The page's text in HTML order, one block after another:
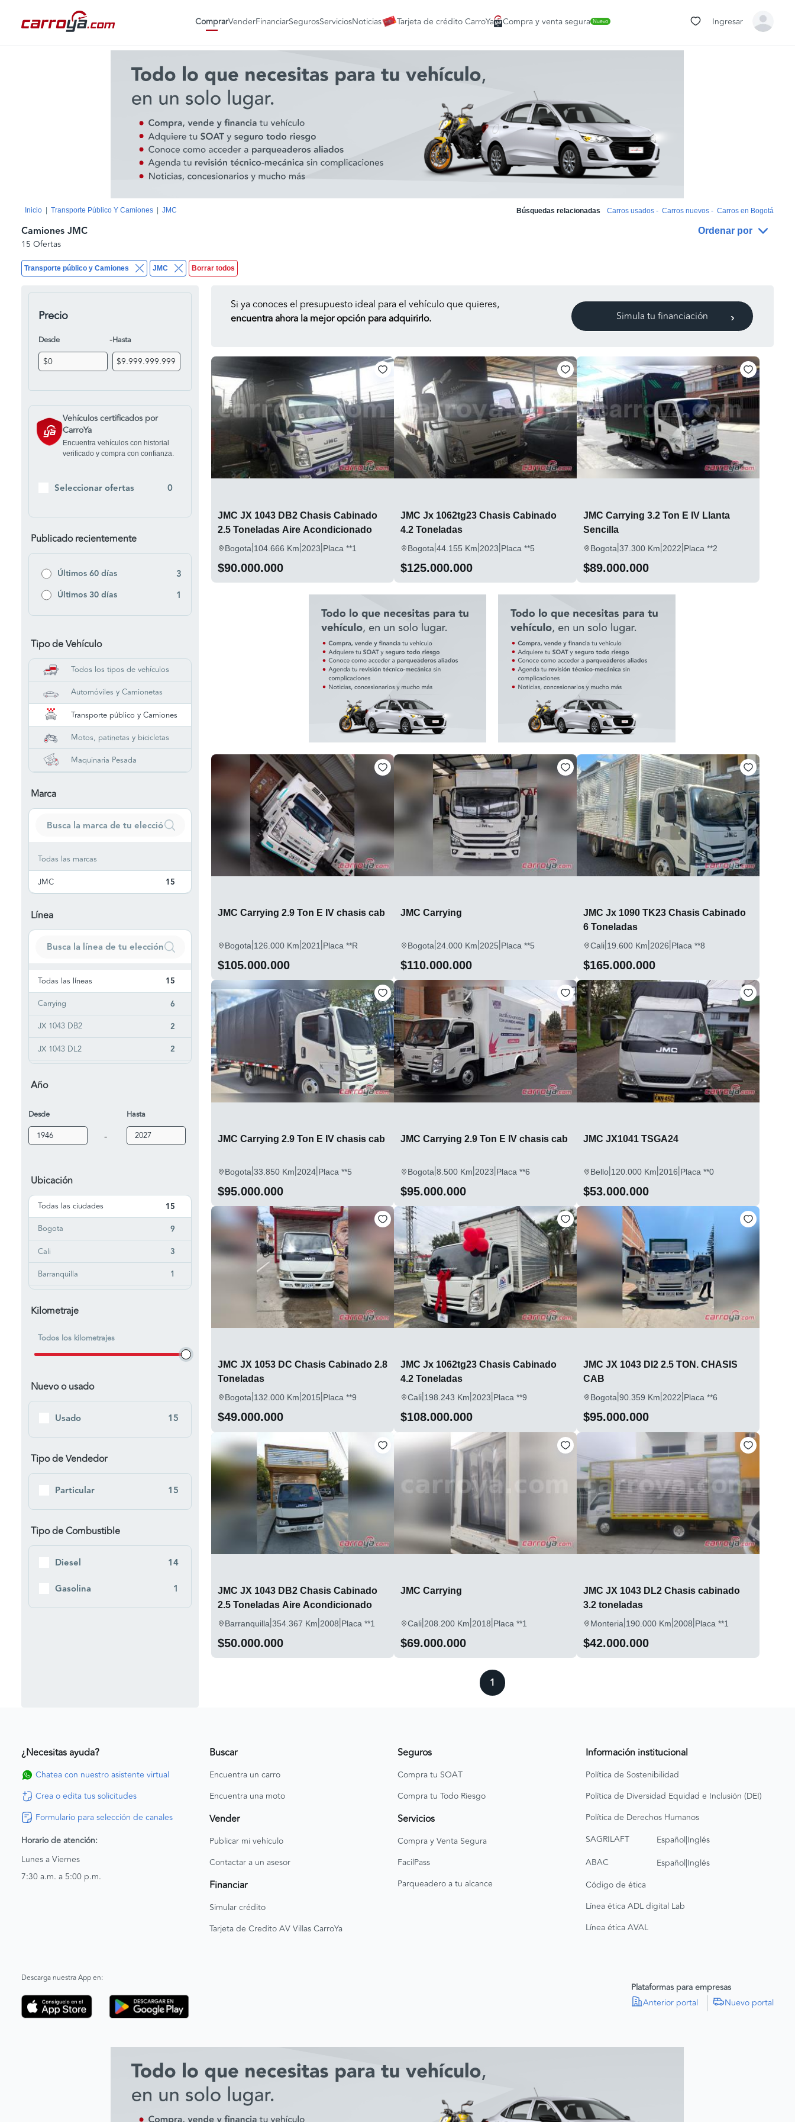
ComprarVenderFinanciarSegurosServiciosNoticias Tarjeta de crédito CarroYa Compra y venta segura Nuevo Ingresar
Inicio Transporte Público Y Camiones JMC Búsquedas relacionadas Carros usados - Carros nuevos - Carros en Bogotá
Transporte público y Camiones JMC Borrar todos
Camiones JMC Ordenar por
15 Ofertas
Precio
Desde -Hasta
Vehículos certificados por
CarroYa
Encuentra vehículos con historial
verificado y compra con confianza.
Seleccionar ofertas 0
Publicado recientemente
Últimos 60 días 3
Últimos 30 días 1
Tipo de Vehículo
Todos los tipos de vehículos
Automóviles y Camionetas
Transporte público y Camiones
Motos, patinetas y bicicletas
Maquinaria Pesada
Marca
Todas las marcas
JMC
15
Línea
Todas las líneas 15
Carrying 6
JX 1043 DB2 2
JX 1043 DL2 2
Jx 1090 TK23
JX1041
Año
Desde
-
Hasta
Ubicación
Todas las ciudades 15
Bogota 9
Cali 3
Barranquilla 1
Kilometraje
Todos los kilometrajes
Nuevo o usado
Usado 15
Tipo de Vendedor
Particular 15
Tipo de Combustible
Diesel 14
Gasolina 1
Si ya conoces el presupuesto ideal para el vehículo que quieres,
encuentra ahora la mejor opción para adquirirlo.
Simula tu financiación
JMC JX 1043 DB2 Chasis Cabinado
2.5 Toneladas Aire Acondicionado
Bogota|104.666 Km|2023|Placa **1
$90.000.000
JMC Jx 1062tg23 Chasis Cabinado
4.2 Toneladas
Bogota|44.155 Km|2023|Placa **5
$125.000.000
JMC Carrying 3.2 Ton E IV Llanta
Sencilla
Bogota|37.300 Km|2022|Placa **2
$89.000.000
JMC Carrying 2.9 Ton E IV chasis cab
Bogota|126.000 Km|2021 |Placa **R
$105.000.000
JMC Carrying
Bogota|24.000 Km|2025|Placa **5
$110.000.000
JMC Jx 1090 TK23 Chasis Cabinado
6 Toneladas
Cali|19.600 Km|2026|Placa **8
$165.000.000
JMC Carrying 2.9 Ton E IV chasis cab
Bogota|33.850 Km|2024|Placa **5
$95.000.000
JMC Carrying 2.9 Ton E IV chasis cab
Bogota|8.500 Km|2023|Placa **6
$95.000.000
JMC JX1041 TSGA24
Bello|120.000 Km|2016|Placa **0
$53.000.000
JMC JX 1053 DC Chasis Cabinado 2.8
Toneladas
Bogota|132.000 Km|2015|Placa **9
$49.000.000
JMC Jx 1062tg23 Chasis Cabinado
4.2 Toneladas
Cali|198.243 Km|2023|Placa **9
$108.000.000
JMC JX 1043 Dl2 2.5 TON. CHASIS
CAB
Bogota|90.359 Km|2022|Placa **6
$95.000.000
JMC JX 1043 DB2 Chasis Cabinado
2.5 Toneladas Aire Acondicionado
Barranquilla|354.367 Km|2008|Placa **1
$50.000.000
JMC Carrying
Cali|208.200 Km|2018|Placa **1
$69.000.000
JMC JX 1043 DL2 Chasis cabinado
3.2 toneladas
Monteria|190.000 Km|2008|Placa **1
$42.000.000
1
¿Necesitas ayuda?
Chatea con nuestro asistente virtual
Crea o edita tus solicitudes
Formulario para selección de canales
Horario de atención:
Lunes a Viernes
7:30 a.m. a 5:00 p.m.
Buscar
Encuentra un carro
Encuentra una moto
Vender
Publicar mi vehículo
Contactar a un asesor
Financiar
Simular crédito
Tarjeta de Credito AV Villas CarroYa
Seguros
Compra tu SOAT
Compra tu Todo Riesgo
Servicios
Compra y Venta Segura
FacilPass
Parqueadero a tu alcance
Información institucional
Política de Sostenibilidad
Política de Diversidad Equidad e Inclusión (DEI)
Política de Derechos Humanos
SAGRILAFT
Español|Inglés
ABAC
Español|Inglés
Código de ética
Línea ética ADL digital Lab
Línea ética AVAL
Descarga nuestra App en:
Plataformas para empresas
Anterior portal
Nuevo portal